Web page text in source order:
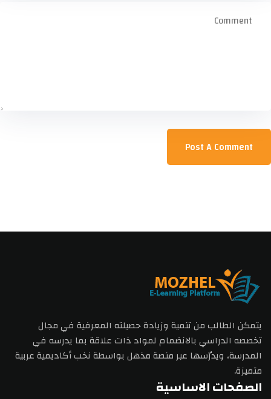
يتمكن الطالب من تنمية وزيادة حصيلته المعرفية في مجال
تخصصه الدراسي بالانضمام لمواد ذات علاقة بما يدرسه في
المدرسة، ويدرّسها عبر منصة مذهل بواسطة نخب أكاديمية عربية
متميزة.
الصفحات الاساسية